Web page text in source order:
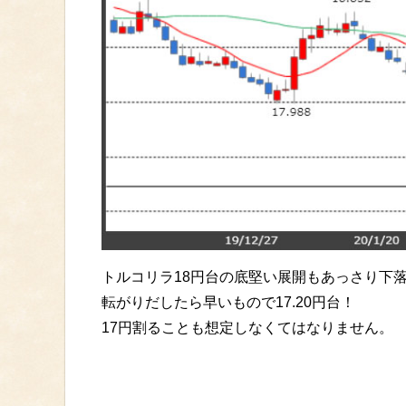
トルコリラ18円台の底堅い展開もあっさり下
転がりだしたら早いもので17.20円台！
17円割ることも想定しなくてはなりません。